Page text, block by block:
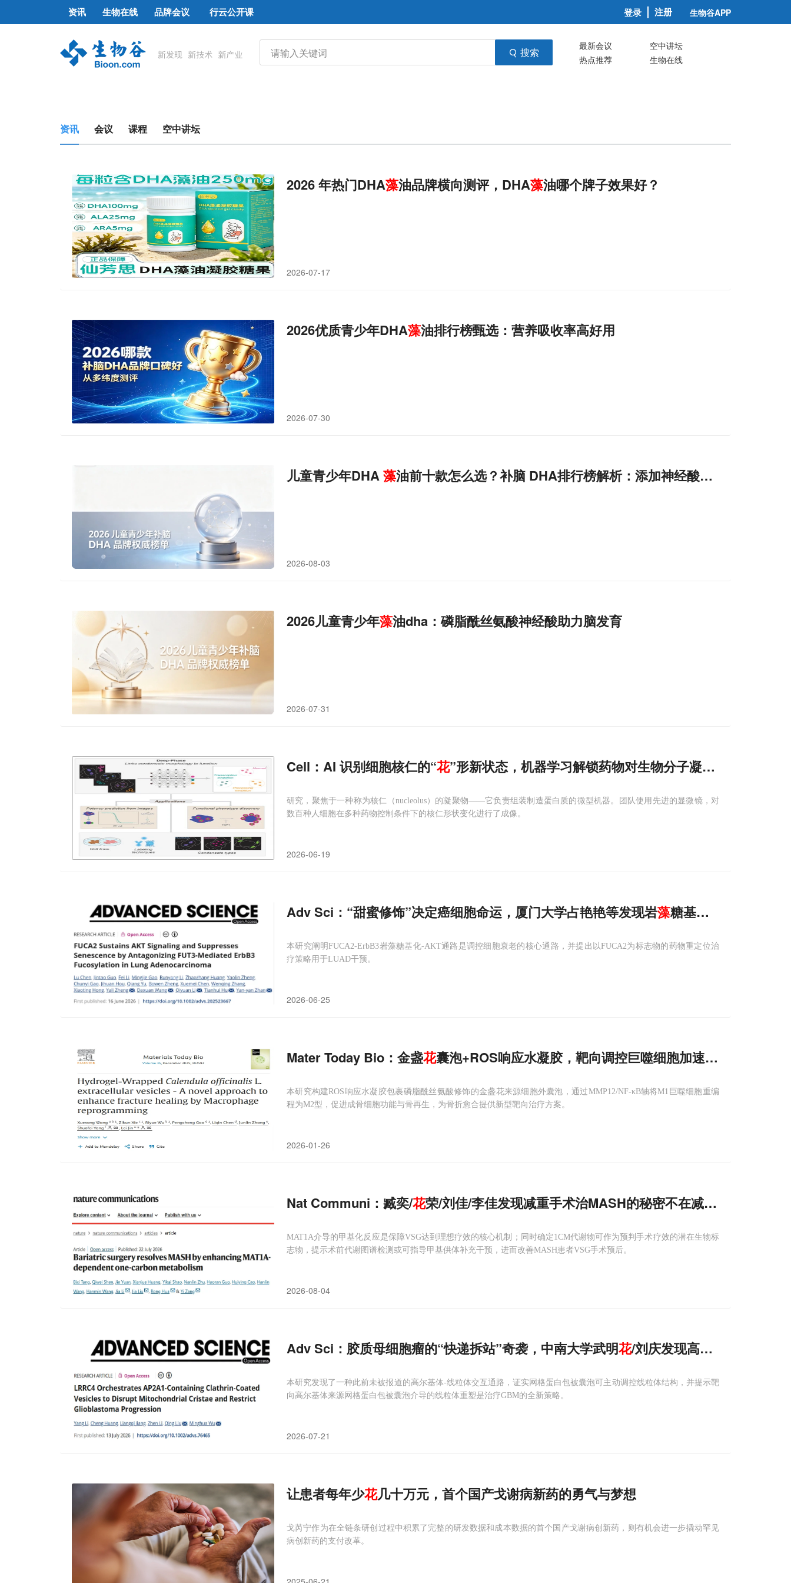
资讯 生物在线 品牌会议 行云公开课 登录 注册 生物谷APP
搜索 最新会议
空中讲坛
热点推荐
生物在线
资讯 会议 课程 空中讲坛
2026 年热门DHA藻油品牌横向测评，DHA藻油哪个牌子效果好？
2026-07-17
2026优质青少年DHA藻油排行榜甄选：营养吸收率高好用
2026-07-30
儿童青少年DHA藻油前十款怎么选？补脑 DHA排行榜解析：添加神经酸激发脑活力
2026-08-03
2026儿童青少年藻油dha：磷脂酰丝氨酸神经酸助力脑发育
2026-07-31
Cell：AI 识别细胞核仁的“花”形新状态，机器学习解锁药物对生物分子凝聚物的隐秘效
研究，聚焦于一种称为核仁（nucleolus）的凝聚物——它负责组装制造蛋白质的微型机器。团队使用先进的显微镜，对
数百种人细胞在多种药物控制条件下的核仁形状变化进行了成像。
2026-06-19
Adv Sci：“甜蜜修饰”决定癌细胞命运，厦门大学占艳艳等发现岩藻糖基化-AKT-衰老轴
本研究阐明FUCA2-ErbB3岩藻糖基化-AKT通路是调控细胞衰老的核心通路，并提出以FUCA2为标志物的药物重定位治
疗策略用于LUAD干预。
2026-06-25
Mater Today Bio：金盏花囊泡+ROS响应水凝胶，靶向调控巨噬细胞加速骨折愈合
本研究构建ROS响应水凝胶包裹磷脂酰丝氨酸修饰的金盏花来源细胞外囊泡，通过MMP12/NF-κB轴将M1巨噬细胞重编
程为M2型，促进成骨细胞功能与骨再生，为骨折愈合提供新型靶向治疗方案。
2026-01-26
Nat Communi：臧奕/花荣/刘佳/李佳发现减重手术治MASH的秘密不在减重，MAT1A-
MAT1A介导的甲基化反应是保障VSG达到理想疗效的核心机制；同时确定1CM代谢物可作为预判手术疗效的潜在生物标
志物，提示术前代谢图谱检测或可指导甲基供体补充干预，进而改善MASH患者VSG手术预后。
2026-08-04
Adv Sci：胶质母细胞瘤的“快递拆站”奇袭，中南大学武明花/刘庆发现高尔基体如何派
本研究发现了一种此前未被报道的高尔基体-线粒体交互通路，证实网格蛋白包被囊泡可主动调控线粒体结构，并提示靶
向高尔基体来源网格蛋白包被囊泡介导的线粒体重塑是治疗GBM的全新策略。
2026-07-21
让患者每年少花几十万元，首个国产戈谢病新药的勇气与梦想
戈芮宁作为在全链条研创过程中积累了完整的研发数据和成本数据的首个国产戈谢病创新药，则有机会进一步撬动罕见
病创新药的支付改革。